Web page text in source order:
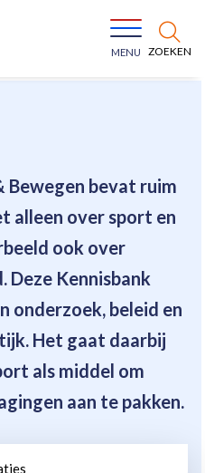
ZOEKEN
MENU
Bewegen bevat ruim
alleen over sport en
ook over
Deze Kennisbank
onderzoek, beleid en
Het gaat daarbij
als middel om
aan te pakken.